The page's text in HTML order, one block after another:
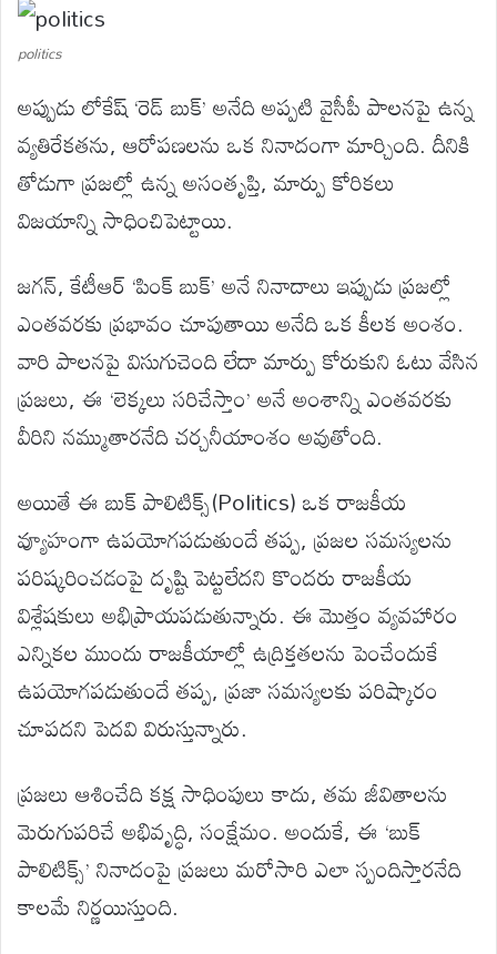
politics
అప్పుడు లోకేష్ ‘రెడ్ బుక్’ అనేది అప్పటి వైసీపీ పాలనపై ఉన్న
వ్యతిరేకతను, ఆరోపణలను ఒక నినాదంగా మార్చింది. దీనికి
తోడుగా ప్రజల్లో ఉన్న అసంతృప్తి, మార్పు కోరికలు
విజయాన్ని సాధించిపెట్టాయి.
జగన్, కేటీఆర్ ‘పింక్ బుక్’ అనే నినాదాలు ఇప్పుడు ప్రజల్లో
ఎంతవరకు ప్రభావం చూపుతాయి అనేది ఒక కీలక అంశం.
వారి పాలనపై విసుగుచెంది లేదా మార్పు కోరుకుని ఓటు వేసిన
ప్రజలు, ఈ ‘లెక్కలు సరిచేస్తాం’ అనే అంశాన్ని ఎంతవరకు
వీరిని నమ్ముతారనేది చర్చనీయాంశం అవుతోంది.
అయితే ఈ బుక్ పాలిటిక్స్(Politics) ఒక రాజకీయ
వ్యూహంగా ఉపయోగపడుతుందే తప్ప, ప్రజల సమస్యలను
పరిష్కరించడంపై దృష్టి పెట్టలేదని కొందరు రాజకీయ
విశ్లేషకులు అభిప్రాయపడుతున్నారు. ఈ మొత్తం వ్యవహారం
ఎన్నికల ముందు రాజకీయాల్లో ఉద్రిక్తతలను పెంచేందుకే
ఉపయోగపడుతుందే తప్ప, ప్రజా సమస్యలకు పరిష్కారం
చూపదని పెదవి విరుస్తున్నారు.
ప్రజలు ఆశించేది కక్ష సాధింపులు కాదు, తమ జీవితాలను
మెరుగుపరిచే అభివృద్ధి, సంక్షేమం. అందుకే, ఈ ‘బుక్
పాలిటిక్స్’ నినాదంపై ప్రజలు మరోసారి ఎలా స్పందిస్తారనేది
కాలమే నిర్ణయిస్తుంది.